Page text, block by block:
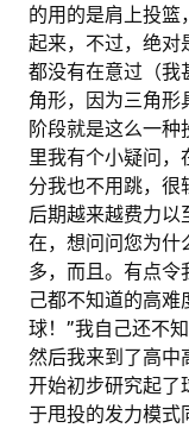
的用的是肩上投篮
起来，不过，绝对
都没有在意过（我
角形，因为三角
阶段就是这么一种
里我有个小疑问
分我也不用跳，很
后期越来越费力
在，想问问您为什
多，而且。有点令
己都不知道的高难
球！”我自己还不知
然后我来到了高中
开始初步研究起了
于甩投的发力模式